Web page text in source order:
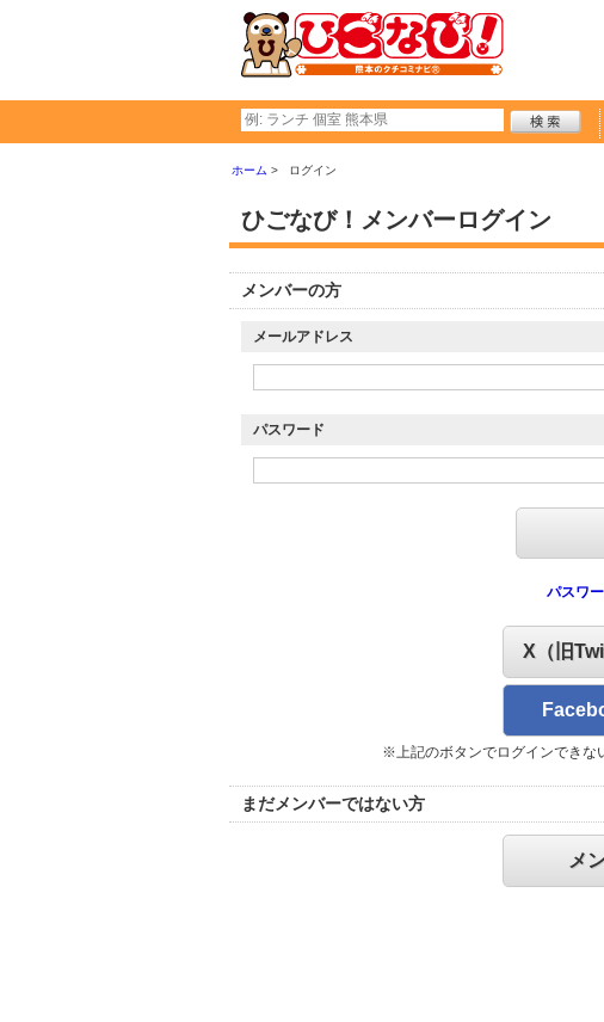
ホーム ログイン
ひごなび！メンバーログイン
メンバーの方
メールアドレス
パスワード
パスワ
X（旧
※上記のボタンでログインできな
まだメンバーではない方
メ